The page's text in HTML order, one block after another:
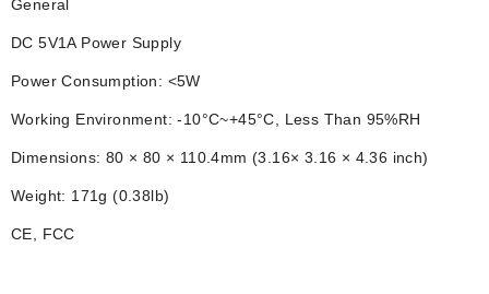
General
DC 5V1A Power Supply
Power Consumption: <5W
Working Environment: -10°C~+45°C, Less Than 95%RH
Dimensions: 80 × 80 × 110.4mm (3.16× 3.16 × 4.36 inch)
Weight: 171g (0.38lb)
CE, FCC